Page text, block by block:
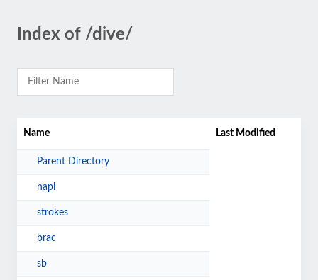
Index of /dive/
Name Last Modified
Parent Directory
napi
strokes
brac
sb